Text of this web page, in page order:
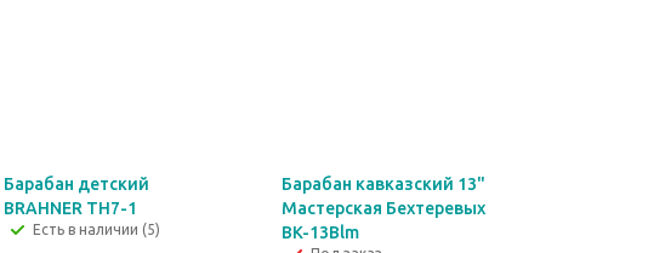
Барабан детский
BRAHNER TH7-1
Есть в наличии (5)
Барабан кавказский 13"
Мастерская Бехтеревых
BK-13Blm